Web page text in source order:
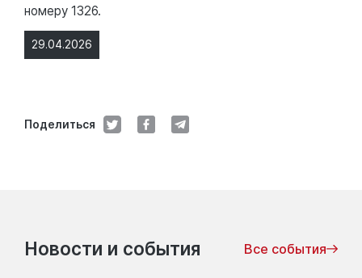
29.04.2026
Поделиться
номеру 1326.
Новости и события Все события